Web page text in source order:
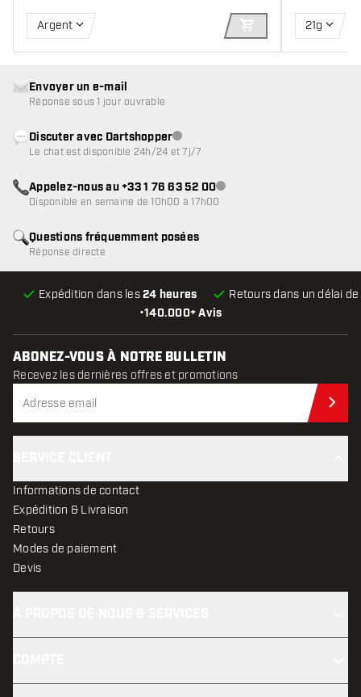
Argent
AJOUTER AU
21g
•140.000+ Avis
Expédition dans les24 heures Retours dans un délai de
Questions fréquemment posées
Réponse directe
Envoyer un e-mail
Réponse sous 1 jour ouvrable
Discuter avec DartshopperService client indisponible
Le chat est disponible 24h/24 et 7j/7
Appelez-nous au +33 1 76 63 52 00Service client indisponible
Disponible en semaine de 10h00 à 17h00
ABONEZ-VOUS À NOTRE BULLETIN
Recevez les dernières offres et promotions
Informations de contact
Expédition & Livraison
Retours
Modes de paiement
Devis